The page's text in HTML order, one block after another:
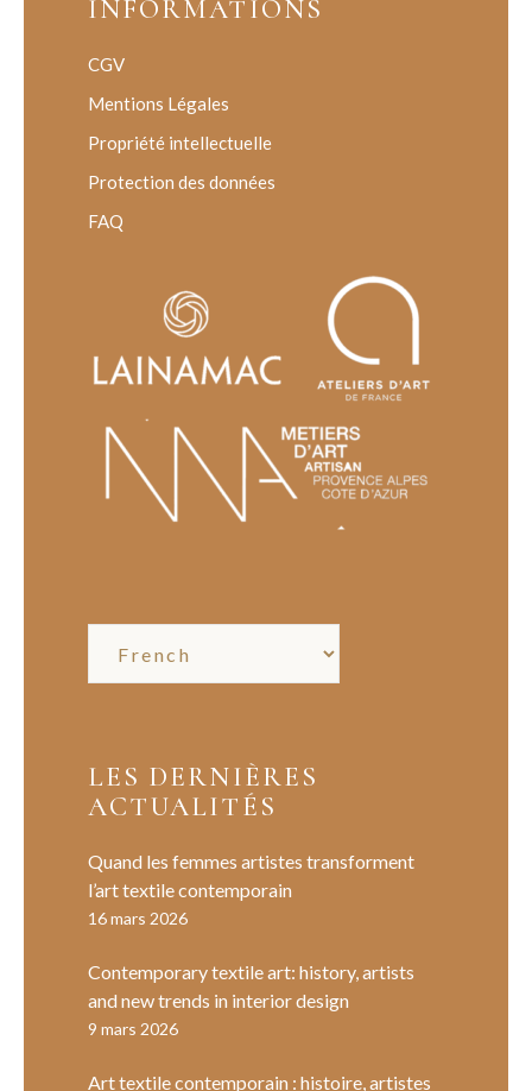
INFORMATIONS
CGV
Mentions Légales
Propriété intellectuelle
Protection des données
FAQ
LES DERNIÈRES
ACTUALITÉS
Quand les femmes artistes transforment
l’art textile contemporain
16 mars 2026
Contemporary textile art: history, artists
and new trends in interior design
9 mars 2026
Art textile contemporain : histoire, artistes